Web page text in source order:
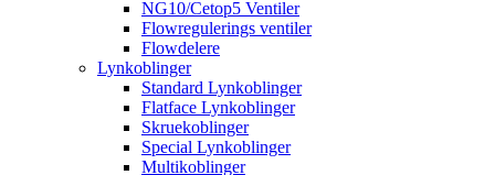
NG10/Cetop5 Ventiler
Flowregulerings ventiler
Flowdelere
Lynkoblinger
Standard Lynkoblinger
Flatface Lynkoblinger
Skruekoblinger
Special Lynkoblinger
Multikoblinger